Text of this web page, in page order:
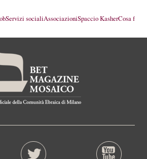
Servizi socialiAssociazioniSpaccio KasherCosa fare